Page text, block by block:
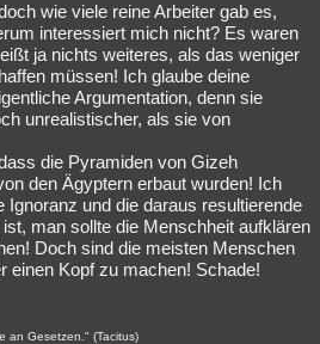
wie viele reine Arbeiter gab es,
interessiert mich nicht? Es waren
ja nichts weiteres, als das weniger
müssen! Ich glaube deine
Argumentation, denn sie
unrealistischer, als sie von
die Pyramiden von Gizeh
den Ägyptern erbaut wurden! Ich
Ignoranz und die daraus resultierende
man sollte die Menschheit aufklären
Doch sind die meisten Menschen
einen Kopf zu machen! Schade!
an Gesetzen." (Tacitus)